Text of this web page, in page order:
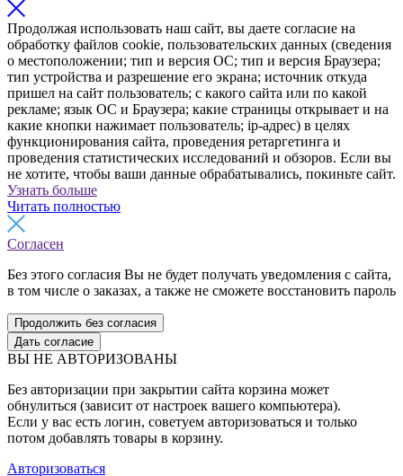
Продолжая использовать наш сайт, вы даете согласие на
обработку файлов cookie, пользовательских данных (сведения
о местоположении; тип и версия ОС; тип и версия Браузера;
тип устройства и разрешение его экрана; источник откуда
пришел на сайт пользователь; с какого сайта или по какой
рекламе; язык ОС и Браузера; какие страницы открывает и на
какие кнопки нажимает пользователь; ip-адрес) в целях
функционирования сайта, проведения ретаргетинга и
проведения статистических исследований и обзоров. Если вы
не хотите, чтобы ваши данные обрабатывались, покиньте сайт.
Узнать больше
Читать полностью
Согласен
Без этого согласия Вы не будет получать уведомления с сайта,
в том числе о заказах, а также не сможете восстановить пароль
Продолжить без согласия
Дать согласие
ВЫ НЕ АВТОРИЗОВАНЫ
Без авторизации при закрытии сайта корзина может
обнулиться (зависит от настроек вашего компьютера).
Если у вас есть логин, советуем авторизоваться и только
потом добавлять товары в корзину.
Авторизоваться